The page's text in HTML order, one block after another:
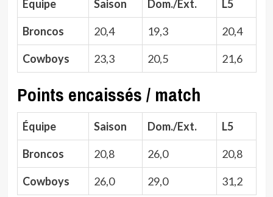
Équipe Saison Dom./Ext. L5
Broncos 20,4 19,3 20,4
Cowboys 23,3 20,5 21,6
Points encaissés / match
Équipe Saison Dom./Ext. L5
Broncos 20,8 26,0 20,8
Cowboys 26,0 29,0 31,2